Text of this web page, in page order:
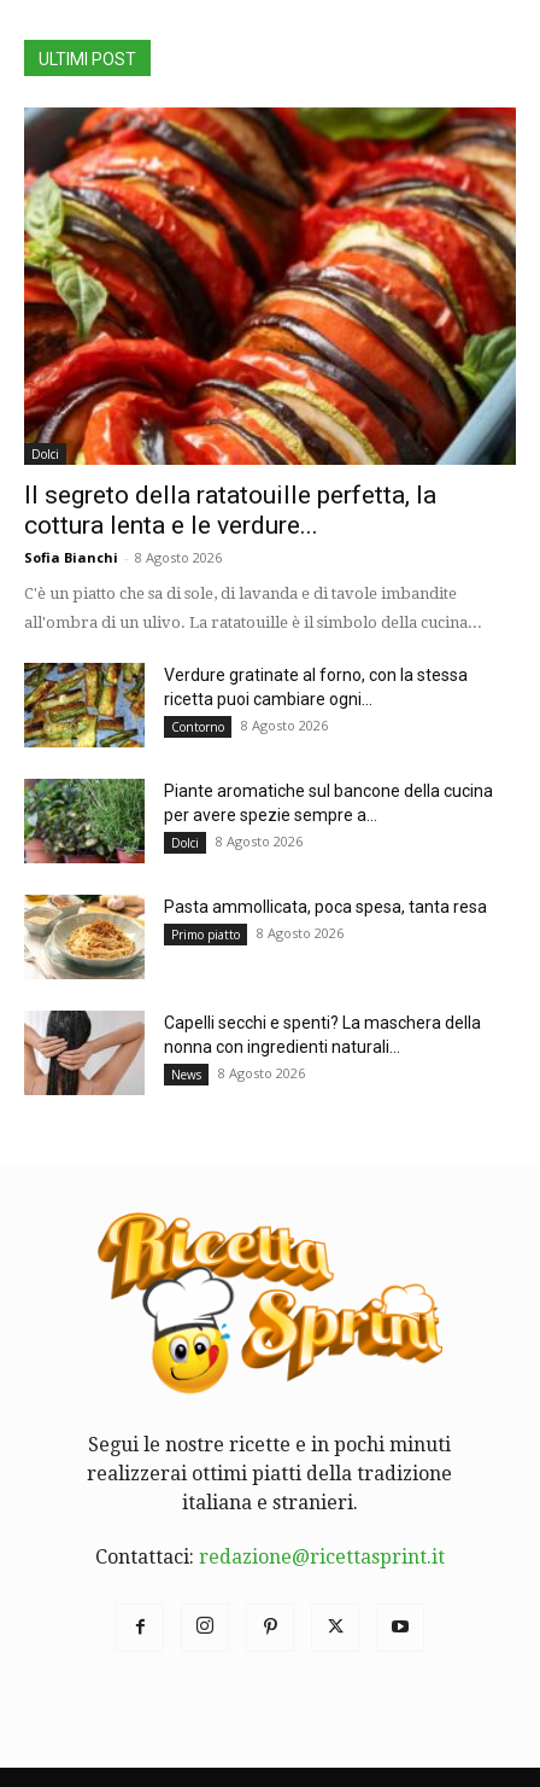
ULTIMI POST
Dolci
Il segreto della ratatouille perfetta, la
cottura lenta e le verdure...
Sofia Bianchi - 8 Agosto 2026
C'è un piatto che sa di sole, di lavanda e di tavole imbandite
all'ombra di un ulivo. La ratatouille è il simbolo della cucina...
Verdure gratinate al forno, con la stessa
ricetta puoi cambiare ogni...
Contorno 8 Agosto 2026
Piante aromatiche sul bancone della cucina
per avere spezie sempre a...
Dolci 8 Agosto 2026
Pasta ammollicata, poca spesa, tanta resa
Primo piatto 8 Agosto 2026
Capelli secchi e spenti? La maschera della
nonna con ingredienti naturali...
News 8 Agosto 2026
Segui le nostre ricette e in pochi minuti
realizzerai ottimi piatti della tradizione
italiana e stranieri.
Contattaci: redazione@ricettasprint.it